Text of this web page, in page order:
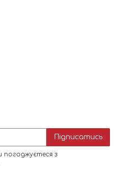
Підписатись
погоджуєтеся з